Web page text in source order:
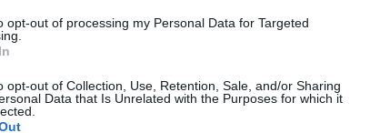
opt-out of processing my Personal Data for Targeted
opt-out of Collection, Use, Retention, Sale, and/or Sharing
Data that Is Unrelated with the Purposes for which it
72 perces film az
magyar
hanem bemutatja a
inspirációt nyújtanak.
MELYNEK SORÁN